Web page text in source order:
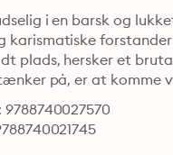
i en barsk og
plads, hersker et
på, er at